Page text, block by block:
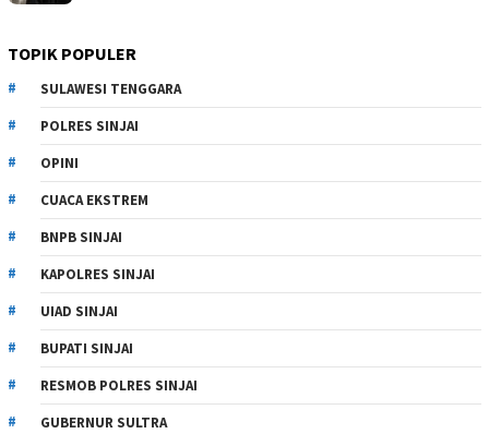
TOPIK POPULER
SULAWESI TENGGARA
POLRES SINJAI
OPINI
CUACA EKSTREM
BNPB SINJAI
KAPOLRES SINJAI
UIAD SINJAI
BUPATI SINJAI
RESMOB POLRES SINJAI
GUBERNUR SULTRA